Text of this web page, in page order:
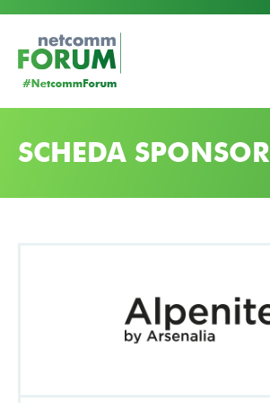
SCHEDA SPONSOR